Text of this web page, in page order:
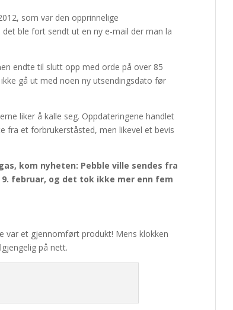
som var den opprinnelige
ble fort sendt ut en ny e-mail der man la
endte til slutt opp med orde på over 85
gå ut med noen ny utsendingsdato før
liker å kalle seg. Oppdateringene handlet
fra et forbrukerståsted, men likevel et bevis
kom nyheten: Pebble ville sendes fra
februar, og det tok ikke mer enn fem
var et gjennomført produkt! Mens klokken
på nett.